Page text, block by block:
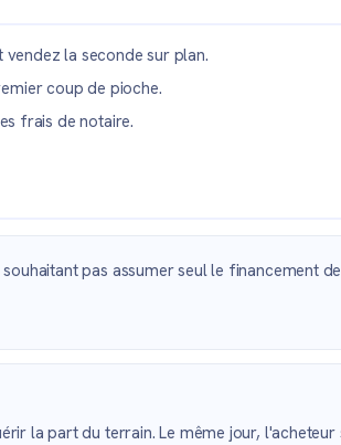
la seconde sur plan.
coup de pioche.
frais de notaire.
pas assumer seul le financement
la part du terrain. Le même jour, l'acheteur